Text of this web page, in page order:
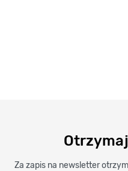
Otrzymaj
Za zapis na newsletter